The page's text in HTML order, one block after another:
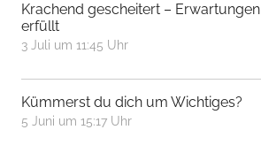
Krachend gescheitert –
erfüllt
3 Juli um 11:45 Uhr
Kümmerst du dich um Wichtiges?
5 Juni um 15:17 Uhr